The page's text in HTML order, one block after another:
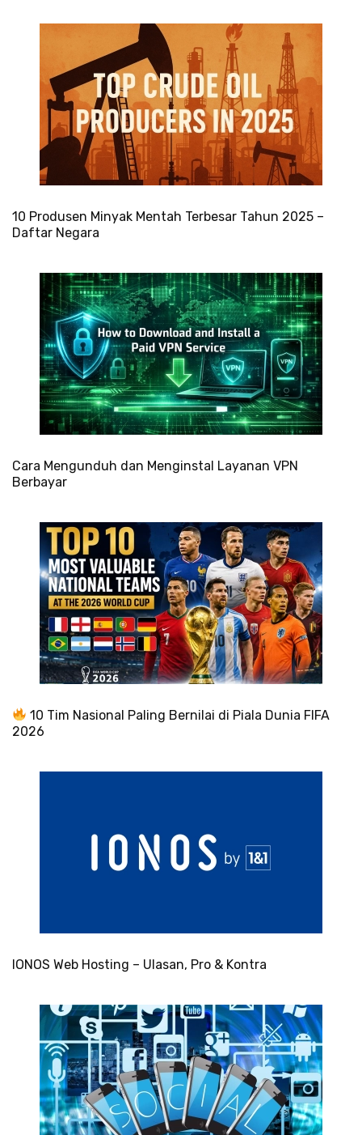
10 Produsen Minyak Mentah Terbesar Tahun 2025 –
Daftar Negara
Cara Mengunduh dan Menginstal Layanan VPN
Berbayar
10 Tim Nasional Paling Bernilai di Piala Dunia FIFA
2026
IONOS Web Hosting – Ulasan, Pro & Kontra